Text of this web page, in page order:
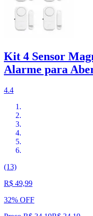
Kit 4 Sensor
Alarme para
4.4
(13)
R$ 49,99
32% OFF